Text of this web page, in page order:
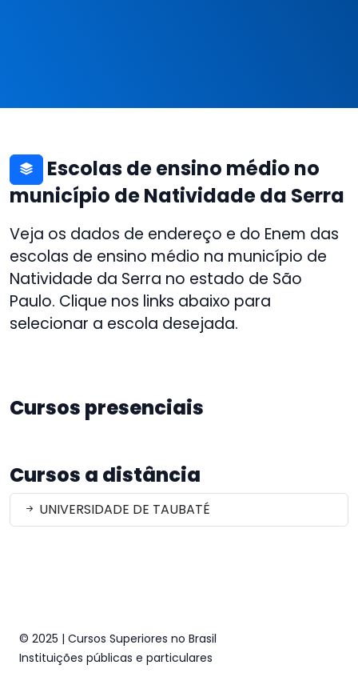
Escolas de ensino médio no
município de Natividade da Serra
Veja os dados de endereço e do Enem das
escolas de ensino médio na município de
Natividade da Serra no estado de São
Paulo. Clique nos links abaixo para
selecionar a escola desejada.
Cursos presenciais
Cursos a distância
UNIVERSIDADE DE TAUBATÉ
© 2025 | Cursos Superiores no Brasil
Instituições públicas e particulares